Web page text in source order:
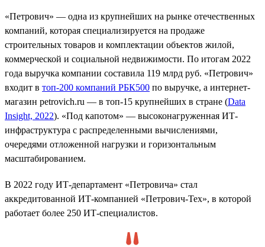
«Петрович» — одна из крупнейших на рынке отечественных
компаний, которая специализируется на продаже
строительных товаров и комплектации объектов жилой,
коммерческой и социальной недвижимости. По итогам 2022
года выручка компании составила 119 млрд руб. «Петрович»
входит в топ-200 компаний РБК500 по выручке, а интернет-
магазин petrovich.ru — в топ-15 крупнейших в стране (Data
Insight, 2022). «Под капотом» — высоконагруженная ИТ-
инфраструктура с распределенными вычислениями,
очередями отложенной нагрузки и горизонтальным
масштабированием.
В 2022 году ИТ-департамент «Петровича» стал
аккредитованной ИТ-компанией «Петрович-Тех», в которой
работает более 250 ИТ-специалистов.